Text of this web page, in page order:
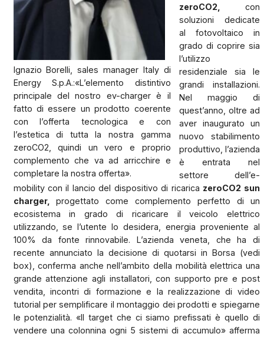
Ignazio Borelli, sales manager Italy di
Energy S.p.A.:«L’elemento distintivo
principale del nostro ev-charger è il
fatto di essere un prodotto coerente
con l’offerta tecnologica e con
l’estetica di tutta la nostra gamma
zeroCO2, quindi un vero e proprio
complemento che va ad arricchire e
completare la nostra offerta».
zeroCO2,
con
soluzioni dedicate
al fotovoltaico in
grado di coprire sia
l’utilizzo
residenziale sia le
grandi installazioni.
Nel maggio di
quest’anno, oltre ad
aver inaugurato un
nuovo stabilimento
produttivo, l’azienda
è entrata nel
settore dell’e-
mobility con il lancio del dispositivo di ricarica zeroCO2 sun
charger,
progettato come complemento perfetto di un
ecosistema in grado di ricaricare il veicolo elettrico
utilizzando, se l’utente lo desidera, energia proveniente al
100% da fonte rinnovabile. L’azienda veneta, che ha di
recente annunciato la decisione di quotarsi in Borsa (vedi
box), conferma anche nell’ambito della mobilità elettrica una
grande attenzione agli installatori, con supporto pre e post
vendita, incontri di formazione e la realizzazione di video
tutorial per semplificare il montaggio dei prodotti e spiegarne
le potenzialità. «Il target che ci siamo prefissati è quello di
vendere una colonnina ogni 5 sistemi di accumulo» afferma